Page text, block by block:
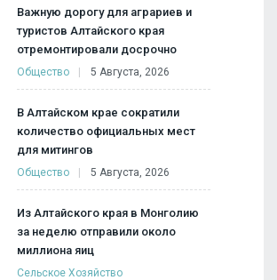
Важную дорогу для аграриев и
туристов Алтайского края
отремонтировали досрочно
Общество 5 Августа, 2026
В Алтайском крае сократили
количество официальных мест
для митингов
Общество 5 Августа, 2026
Из Алтайского края в Монголию
за неделю отправили около
миллиона яиц
Сельское Хозяйство